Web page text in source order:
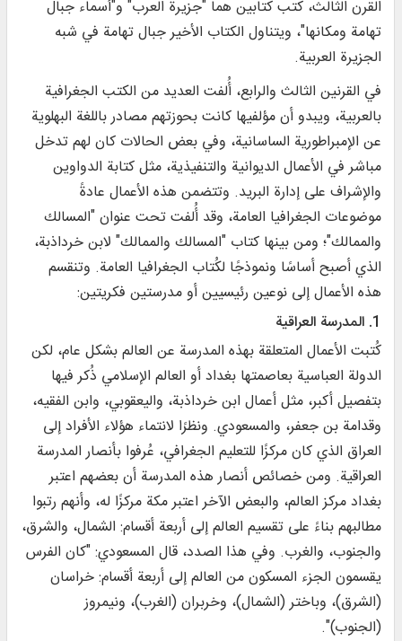
القرن الثالث، كتب كتابين هما "جزيرة العرب" و"أسماء جبال
تهامة ومكانها"، ويتناول الكتاب الأخير جبال تهامة في شبه
الجزيرة العربية.
في القرنين الثالث والرابع، أُلفت العديد من الكتب الجغرافية
بالعربية، ويبدو أن مؤلفيها كانت بحوزتهم مصادر باللغة البهلوية
عن الإمبراطورية الساسانية، وفي بعض الحالات كان لهم تدخل
مباشر في الأعمال الديوانية والتنفيذية، مثل كتابة الدواوين
والإشراف على إدارة البريد. وتتضمن هذه الأعمال عادةً
موضوعات الجغرافيا العامة، وقد أُلفت تحت عنوان "المسالك
والممالك"؛ ومن بينها كتاب "المسالك والممالك" لابن خرداذبة،
الذي أصبح أساسًا ونموذجًا لكُتاب الجغرافيا العامة. وتنقسم
هذه الأعمال إلى نوعين رئيسيين أو مدرستين فكريتين:
1. المدرسة العراقية
كُتبت الأعمال المتعلقة بهذه المدرسة عن العالم بشكل عام، لكن
الدولة العباسية بعاصمتها بغداد أو العالم الإسلامي ذُكر فيها
بتفصيل أكبر، مثل أعمال ابن خرداذبة، واليعقوبي، وابن الفقيه،
وقدامة بن جعفر، والمسعودي. ونظرًا لانتماء هؤلاء الأفراد إلى
العراق الذي كان مركزًا للتعليم الجغرافي، عُرفوا بأنصار المدرسة
العراقية. ومن خصائص أنصار هذه المدرسة أن بعضهم اعتبر
بغداد مركز العالم، والبعض الآخر اعتبر مكة مركزًا له، وأنهم رتبوا
مطالبهم بناءً على تقسيم العالم إلى أربعة أقسام: الشمال، والشرق،
والجنوب، والغرب. وفي هذا الصدد، قال المسعودي: "كان الفرس
يقسمون الجزء المسكون من العالم إلى أربعة أقسام: خراسان
(الشرق)، وباختر (الشمال)، وخربران (الغرب)، ونيمروز
(الجنوب)".